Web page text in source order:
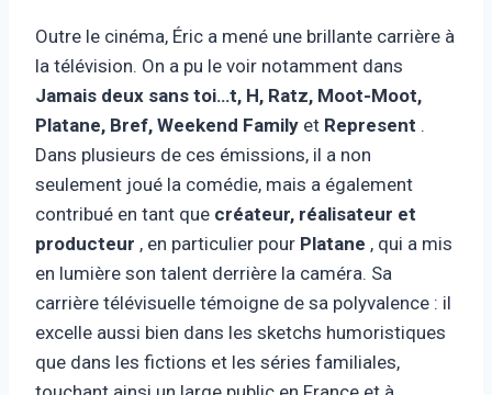
Outre le cinéma, Éric a mené une brillante carrière à
la télévision. On a pu le voir notamment dans
Jamais deux sans toi…t, H, Ratz, Moot-Moot,
Platane, Bref, Weekend Family et Represent .
Dans plusieurs de ces émissions, il a non
seulement joué la comédie, mais a également
contribué en tant que créateur, réalisateur et
producteur , en particulier pour Platane , qui a mis
en lumière son talent derrière la caméra. Sa
carrière télévisuelle témoigne de sa polyvalence : il
excelle aussi bien dans les sketchs humoristiques
que dans les fictions et les séries familiales,